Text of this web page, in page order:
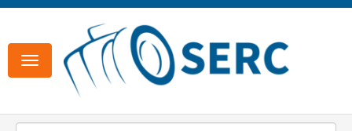
Toggle
navigation